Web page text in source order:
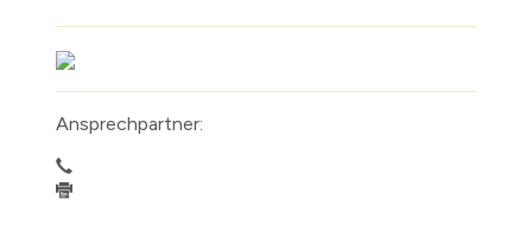
Ansprechpartner: